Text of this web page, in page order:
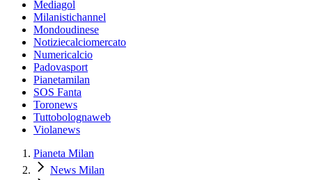
Mediagol
Milanistichannel
Mondoudinese
Notiziecalciomercato
Numericalcio
Padovasport
Pianetamilan
SOS Fanta
Toronews
Tuttobolognaweb
Violanews
Pianeta Milan
News Milan